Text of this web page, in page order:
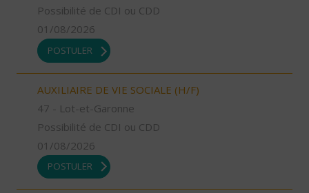
Possibilité de CDI ou CDD
01/08/2026
POSTULER
AUXILIAIRE DE VIE SOCIALE (H/F)
47 - Lot-et-Garonne
Possibilité de CDI ou CDD
01/08/2026
POSTULER